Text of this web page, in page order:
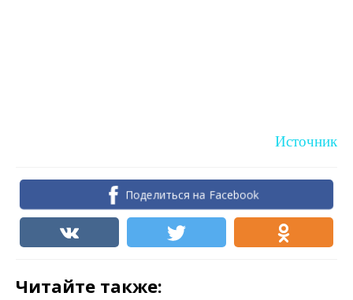
Источник
Поделиться на Facebook
Читайте также: